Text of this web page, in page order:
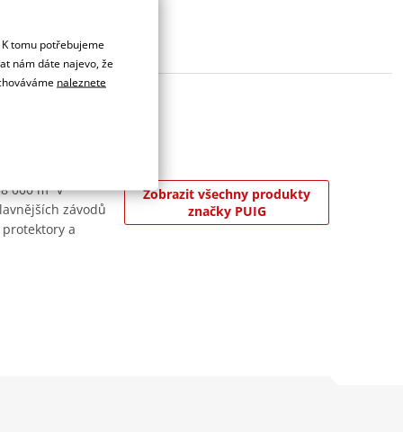
000 m² v
závodů
a
Zobrazit všechny produkty
značky PUIG
tomu potřebujeme
nám dáte najevo, že
naleznete